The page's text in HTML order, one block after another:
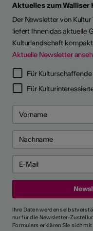
Aktuelles zum Walliser
Der Newsletter von
liefert Ihnen das aktuelle
Kulturlandschaft
Aktuelle Newsletter
Für Kulturschaffende
Für
Ihre Daten werden
nur für die Newsletter-
Formulars erklären Sie sich